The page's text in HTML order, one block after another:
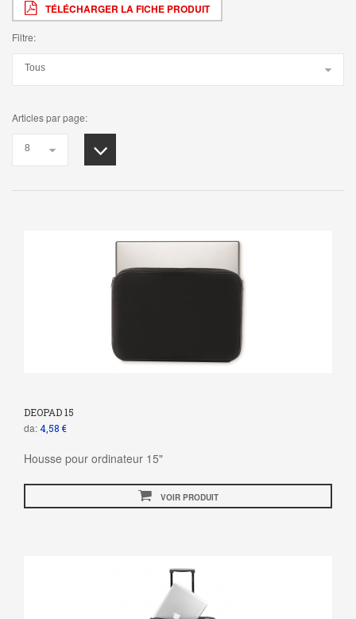
TÉLÉCHARGER LA FICHE PRODUIT
Filtre:
Articles par page:
DEOPAD 15
da:4,58 €
Housse pour ordinateur 15"
VOIR PRODUIT